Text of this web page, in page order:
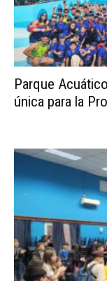
Parque
única para la